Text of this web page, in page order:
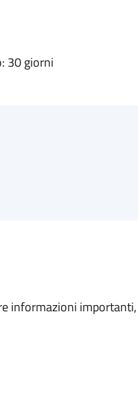
30 giorni
informazioni